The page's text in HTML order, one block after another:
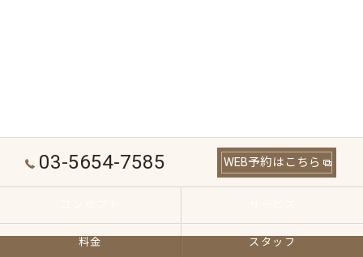
03-5654-7585 WEB予約はこちら
料金 スタッフ